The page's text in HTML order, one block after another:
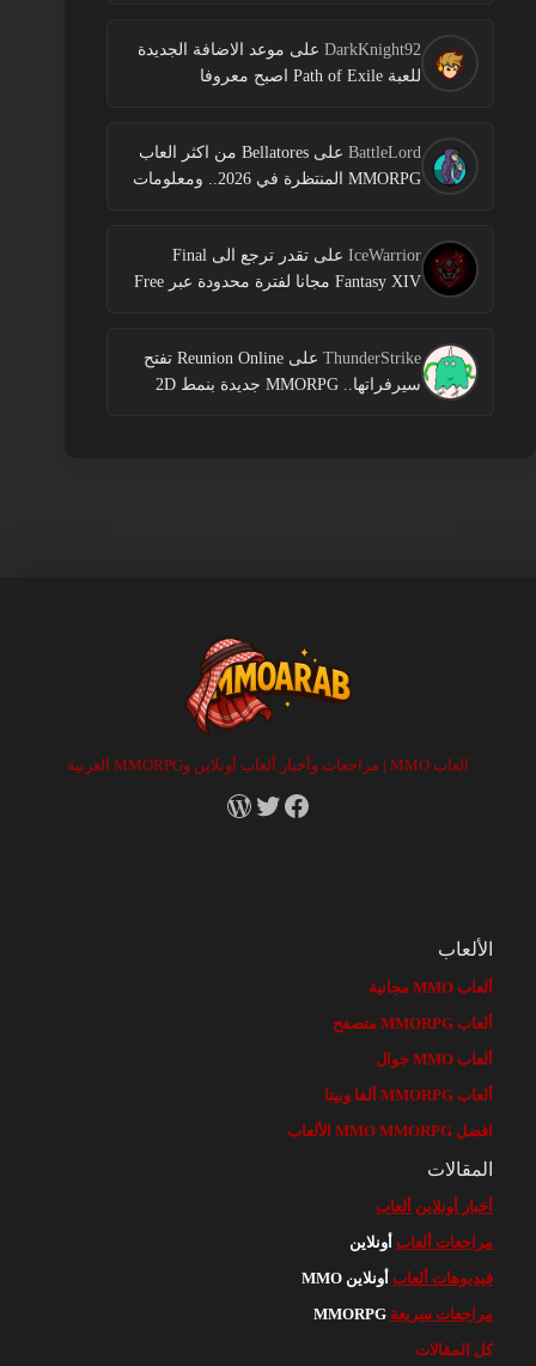
DarkKnight92 على موعد الاضافة الجديدة
للعبة Path of Exile اصبح معروفا
BattleLord على
Bellatores من اكثر العاب
MMORPG المنتظرة في 2026.. ومعلومات
IceWarrior على
تقدر ترجع الى Final
Fantasy XIV مجانا لفترة محدودة عبر Free
ThunderStrike على
Reunion Online تفتح
سيرفراتها.. MMORPG جديدة بنمط 2D
العاب MMO | مراجعات وأخبار ألعاب أونلاين وMMORPG العربية
Facebook
X
RSS
الألعاب
ألعاب MMO مجانية
ألعاب MMORPG متصفح
ألعاب MMO جوال
ألعاب MMORPG ألفا وبيتا
افضل MMO MMORPG الألعاب
المقالات
أخبار أونلاين ألعاب
مراجعات ألعاب أونلاين
فيديوهات ألعاب أونلاين MMO
مراجعات سريعة
كل المقالات